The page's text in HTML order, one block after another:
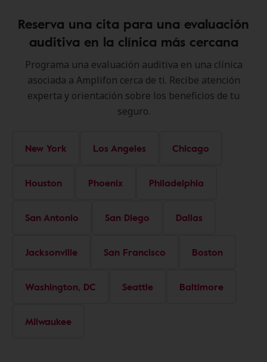
Reserva una cita para una evaluación
auditiva en la clínica más cercana
Programa una evaluación auditiva en una clínica
asociada a Amplifon cerca de ti. Recibe atención
experta y orientación sobre los beneficios de tu
seguro.
New York Los Angeles Chicago
Houston Phoenix Philadelphia
San Antonio San Diego Dallas
Jacksonville San Francisco Boston
Washington, DC Seattle Baltimore
Milwaukee